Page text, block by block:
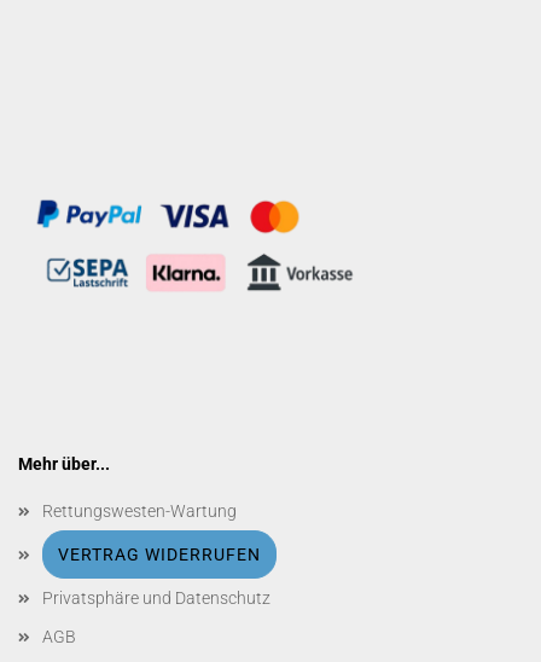
Mehr über...
Rettungswesten-Wartung
VERTRAG WIDERRUFEN
Privatsphäre und Datenschutz
AGB